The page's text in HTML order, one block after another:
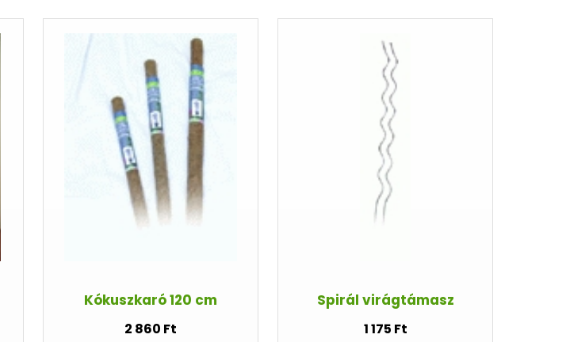
Kókuszkaró 120 cm
2 860 Ft
Spirál virágtámasz
1 175 Ft